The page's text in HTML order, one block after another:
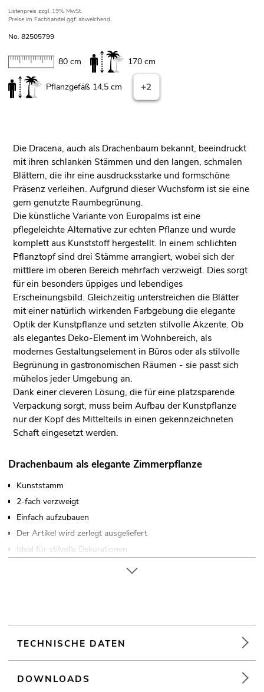
Listenpreis zzgl. 19% MwSt.
Preise im Fachhandel ggf. abweichend.
No. 82505799
80 cm 170 cm
Pflanzgefäß 14,5 cm +2
Die Dracena, auch als Drachenbaum bekannt, beeindruckt
mit ihren schlanken Stämmen und den langen, schmalen
Blättern, die ihr eine ausdrucksstarke und formschöne
Präsenz verleihen. Aufgrund dieser Wuchsform ist sie eine
gern genutzte Raumbegrünung.
Die künstliche Variante von Europalms ist eine
pflegeleichte Alternative zur echten Pflanze und wurde
komplett aus Kunststoff hergestellt. In einem schlichten
Pflanztopf sind drei Stämme arrangiert, wobei sich der
mittlere im oberen Bereich mehrfach verzweigt. Dies sorgt
für ein besonders üppiges und lebendiges
Erscheinungsbild. Gleichzeitig unterstreichen die Blätter
mit einer natürlich wirkenden Farbgebung die elegante
Optik der Kunstpflanze und setzten stilvolle Akzente. Ob
als elegantes Deko-Element im Wohnbereich, als
modernes Gestaltungselement in Büros oder als stilvolle
Begrünung in gastronomischen Räumen - sie passt sich
mühelos jeder Umgebung an.
Dank einer cleveren Lösung, die für eine platzsparende
Verpackung sorgt, muss beim Aufbau der Kunstpflanze
nur der Kopf des Mittelteils in einen gekennzeichneten
Schaft eingesetzt werden.
Drachenbaum als elegante Zimmerpflanze
Kunststamm
2-fach verzweigt
Einfach aufzubauen
Der Artikel wird zerlegt ausgeliefert
Ideal für stilvolle Dekorationen
Für Anwendungsgebiete wie zum Beispiel: Dekoration
TECHNISCHE DATEN
DOWNLOADS